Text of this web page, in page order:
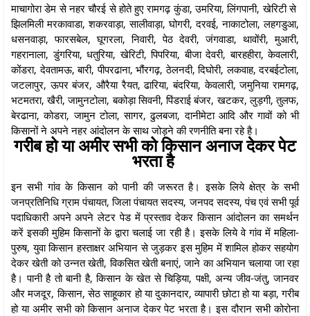
माचागोरा डेम से नहर चौरई से होते हुए रामगढ़ कुंडा, उमरिया, लिंगपानी, खेरिटी से
झिलमिली मरकावाडा, शकरवाड़ा, सालीवाड़ा, घोगरी, दरवई, नाकाटोला, लहगडुआ,
धसनवाड़ा, फारसबेल, घूगरला, निवारी, पेठ देवरी, जंगवाडा, थावोंरी, मुआरी,
गहरानाला, डुंगरिया, धतुरिया, खेरिटी, पिपरिया, बीजा देवरी, बारहहीरा, केवलारी,
कोंडरा, देवतामऊ, बारी, पीपरढाना, भौंरगढ़, ठेलनदी, दिघोरी, लकवाह, दरबईटोला,
जटलापुर, ऊपर बंजर, औरैया रैयत, ढारिया, बंदरिया, केवलारी, जमुनिया रामगढ़,
भटमतरा, खैरी, जामुनटोला, बकोड़ा सिवनी, पिंडराई बंजर, खटकर, लुड़गी, तुलफ,
बेरढाना, कोडरा, जामुन टोला, सागर, ढुलबजा, दानीमेटा आदि और गावों को भी
किसानों ने अपने नहर आंदोलन के साथ जोड़ने की रणनीति बना रहे है।
गरीब हो या अमीर सभी को किसान अनाज देकर पेट
भरता है
इन सभी गांव के किसान को पानी की जरूरत है। इसके लिये क्षेत्र के सभी
जनप्रतिनिधि ग्राम पंचायत, जिला पंचायत सदस्य, जनपद सदस्य, पंच एवं सभी पूर्व
पदाधिकारी अपने अपने लेटर पेड में प्रस्ताव देकर किसान आंदोलन का समर्थन
करें इसकी मुहिम किसानों के द्वारा चलाई जा रही है। इसके लिये वे गांव में महिला-
पुरुष, युवा किसान हस्ताक्षर अभियान से जुड़कर इस मुहिम में शामिल होकर सहयोग
देकर खेती को उन्नत खेती, विकसित खेती बनाएं, जाने का अभियान चलाया जा रहा
है। पानी है तो बानी है, किसान के खेत से चिड़िया, पक्षी, अन्य जीव-जंतु, जानवर
और मजदूर, किसान, सेठ साहूकार हो या दुकानदार, व्यापारी छोटा हो या बड़ा, गरीब
हो या अमीर सभी को किसान अनाज देकर पेट भरता है। इस दौरान सभी कोरोना